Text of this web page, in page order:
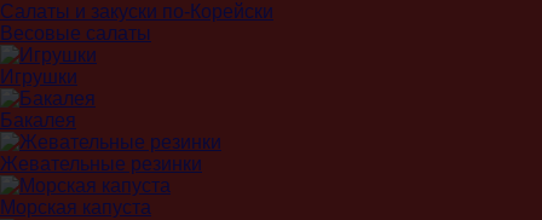
Салаты и закуски по-Корейски
Весовые салаты
Игрушки
Бакалея
Жевательные резинки
Морская капуста